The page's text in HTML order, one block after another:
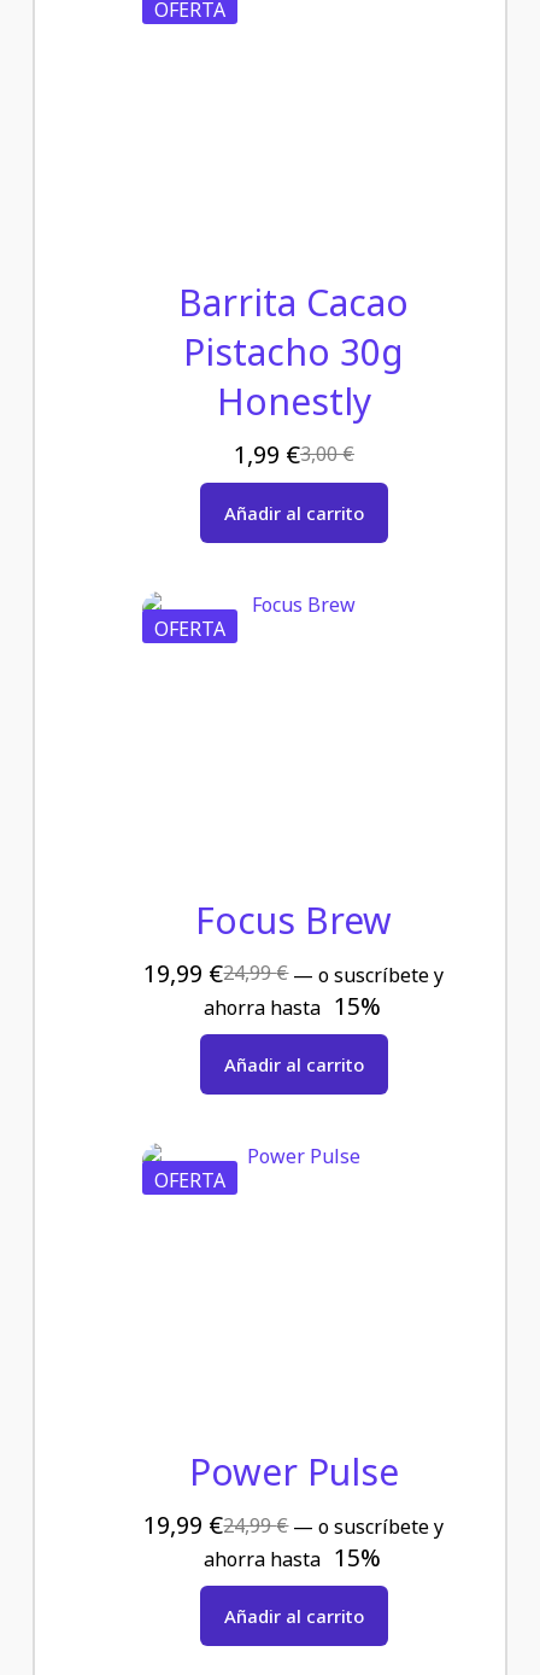
OFERTA
Barrita Cacao
Pistacho 30g
Honestly
3,00€
1,99 €
Añadir al carrito
OFERTA
Focus Brew
24,99€
19,99 € — o suscríbete y
ahorra hasta 15%
Añadir al carrito
OFERTA
Power Pulse
24,99€
19,99 € — o suscríbete y
ahorra hasta 15%
Añadir al carrito